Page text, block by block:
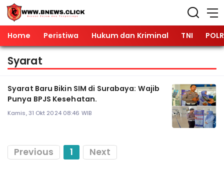
Home Peristiwa Hukum dan Kriminal TNI
Syarat
Syarat Baru Bikin SIM di Surabaya: Wajib
Punya BPJS Kesehatan.
Kamis, 31 Okt 2024 08:46 WIB
Previous 1 Next